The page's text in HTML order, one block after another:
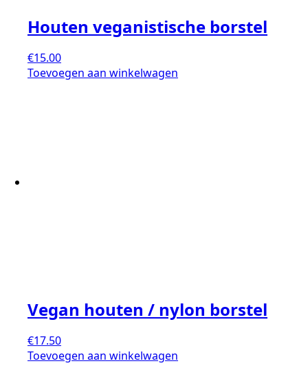
Houten veganistische borstel
€15.00
Toevoegen aan winkelwagen
Vegan houten / nylon borstel
€17.50
Toevoegen aan winkelwagen